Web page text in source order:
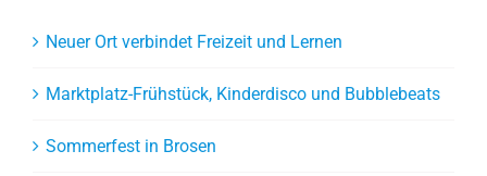
Neuer Ort verbindet Freizeit und Lernen
Marktplatz-Frühstück, Kinderdisco und Bubblebeats
Sommerfest in Brosen